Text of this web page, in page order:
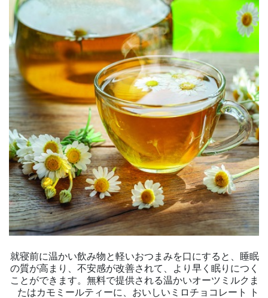
就寝前に温かい飲み物と軽いおつまみを口にすると、睡眠
の質が高まり、不安感が改善されて、より早く眠りにつく
ことができます。無料で提供される温かいオーツミルクま
たはカモミールティーに、おいしい ミロチョコレート ト